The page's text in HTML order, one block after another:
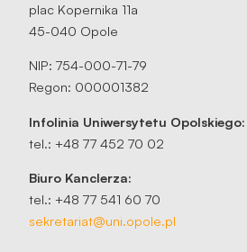
plac Kopernika 11a
45-040 Opole
NIP: 754-000-71-79
Regon: 000001382
Infolinia Uniwersytetu Opolskiego:
tel.: +48 77 452 70 02
Biuro Kanclerza:
tel.: +48 77 541 60 70
sekretariat@uni.opole.pl